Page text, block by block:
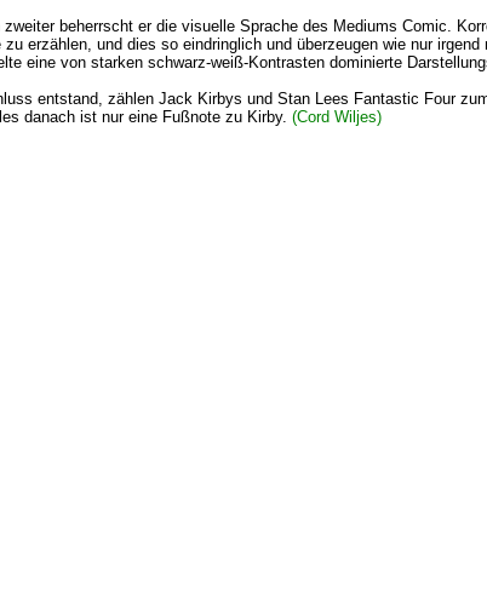
beherrscht er die visuelle Sprache des Mediums Comic.
erzählen, und dies so eindringlich und überzeugen wie nur
eine von starken schwarz-weiß-Kontrasten dominierte
entstand, zählen Jack Kirbys und Stan Lees Fantastic Four
danach ist nur eine Fußnote zu Kirby. (Cord Wiljes)